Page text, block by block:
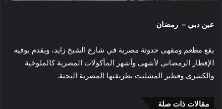
عين دبي – رمضان
يقع مطعم ومقهى حدوتة مصرية في شارع الشيخ زايد، ويقدم بوفيه
الإفطار الرمضاني لأشهى وأشهر المأكولات المصرية كالملوخية
والكشري وفطير المشلتت بطريقتها المصرية البحتة.
مقالات ذات صلة